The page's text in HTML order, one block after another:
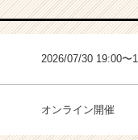
2026/07/30 19:00〜
オンライン開催